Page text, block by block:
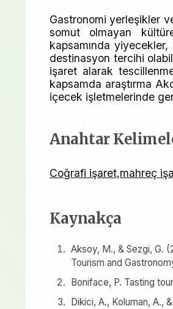
Gastronomi yerleşikler
somut olmayan
kapsamında
destinasyon tercihi
işaret alarak
kapsamda araştırma
içecek işletmelerinde
Anahtar
Coğrafi işaret,mahreç
Kaynakça
Aksoy, M., & Sezgi, G.
Tourism and
Boniface, P. Tasting
Dikici, A., Koluman, A.,